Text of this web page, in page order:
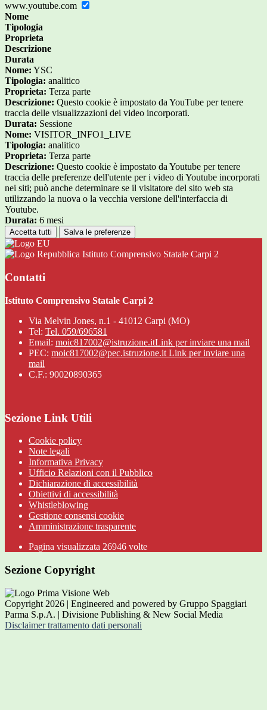
www.youtube.com
Nome
Tipologia
Proprieta
Descrizione
Durata
Nome: YSC
Tipologia: analitico
Proprieta: Terza parte
Descrizione: Questo cookie è impostato da YouTube per tenere
traccia delle visualizzazioni dei video incorporati.
Durata: Sessione
Nome: VISITOR_INFO1_LIVE
Tipologia: analitico
Proprieta: Terza parte
Descrizione: Questo cookie è impostato da Youtube per tenere
traccia delle preferenze dell'utente per i video di Youtube incorporati
nei siti; può anche determinare se il visitatore del sito web sta
utilizzando la nuova o la vecchia versione dell'interfaccia di
Youtube.
Durata: 6 mesi
Accetta tutti Salva le preferenze
Istituto Comprensivo Statale Carpi 2
Contatti
Istituto Comprensivo Statale Carpi 2
Via Melvin Jones, n.1 - 41012 Carpi (MO)
Tel: Tel. 059/696581
Email: moic817002@istruzione.itLink per inviare una mail
PEC: moic817002@pec.istruzione.it Link per inviare una
mail
C.F.: 90020890365
Sezione Link Utili
Cookie policy
Note legali
Informativa Privacy
Ufficio Relazioni con il Pubblico
Dichiarazione di accessibilità
Obiettivi di accessibilità
Whistleblowing
Gestione consensi cookie
Amministrazione trasparente
Pagina visualizzata 26946 volte
Sezione Copyright
Copyright 2026 | Engineered and powered by Gruppo Spaggiari
Parma S.p.A. | Divisione Publishing & New Social Media
Disclaimer trattamento dati personali